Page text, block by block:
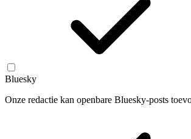
Bluesky
Onze redactie kan openbare Bluesky-posts